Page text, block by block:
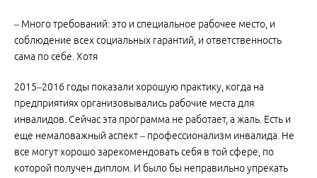
– Много требований: это и специальное рабочее место, и
соблюдение всех социальных гарантий, и ответственность
сама по себе. Хотя
2015–2016 годы показали хорошую практику, когда на
предприятиях организовывались рабочие места для
инвалидов. Сейчас эта программа не работает, а жаль. Есть и
еще немаловажный аспект – профессионализм инвалида. Не
все могут хорошо зарекомендовать себя в той сфере, по
которой получен диплом. И было бы неправильно упрекать